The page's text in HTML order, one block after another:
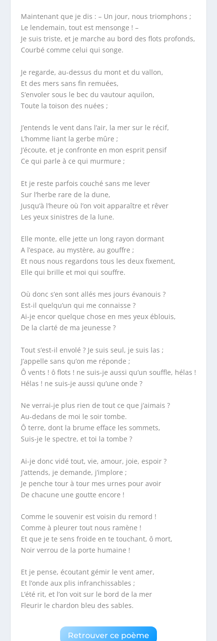
Maintenant que je dis : – Un jour, nous triomphons ;
Le lendemain, tout est mensonge ! –
Je suis triste, et je marche au bord des flots profonds,
Courbé comme celui qui songe.
Je regarde, au-dessus du mont et du vallon,
Et des mers sans fin remuées,
S’envoler sous le bec du vautour aquilon,
Toute la toison des nuées ;
J’entends le vent dans l’air, la mer sur le récif,
L’homme liant la gerbe mûre ;
J’écoute, et je confronte en mon esprit pensif
Ce qui parle à ce qui murmure ;
Et je reste parfois couché sans me lever
Sur l’herbe rare de la dune,
Jusqu’à l’heure où l’on voit apparaître et rêver
Les yeux sinistres de la lune.
Elle monte, elle jette un long rayon dormant
A l’espace, au mystère, au gouffre ;
Et nous nous regardons tous les deux fixement,
Elle qui brille et moi qui souffre.
Où donc s’en sont allés mes jours évanouis ?
Est-il quelqu’un qui me connaisse ?
Ai-je encor quelque chose en mes yeux éblouis,
De la clarté de ma jeunesse ?
Tout s’est-il envolé ? Je suis seul, je suis las ;
J’appelle sans qu’on me réponde ;
Ô vents ! ô flots ! ne suis-je aussi qu’un souffle, hélas !
Hélas ! ne suis-je aussi qu’une onde ?
Ne verrai-je plus rien de tout ce que j’aimais ?
Au-dedans de moi le soir tombe.
Ô terre, dont la brume efface les sommets,
Suis-je le spectre, et toi la tombe ?
Ai-je donc vidé tout, vie, amour, joie, espoir ?
J’attends, je demande, j’implore ;
Je penche tour à tour mes urnes pour avoir
De chacune une goutte encore !
Comme le souvenir est voisin du remord !
Comme à pleurer tout nous ramène !
Et que je te sens froide en te touchant, ô mort,
Noir verrou de la porte humaine !
Et je pense, écoutant gémir le vent amer,
Et l’onde aux plis infranchissables ;
L’été rit, et l’on voit sur le bord de la mer
Fleurir le chardon bleu des sables.
Retrouver ce poème